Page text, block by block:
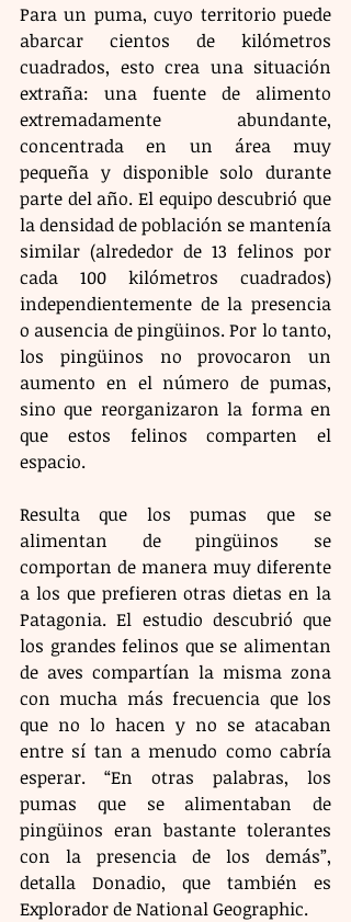
Para un puma, cuyo territorio puede
abarcar cientos de kilómetros
cuadrados, esto crea una situación
extraña: una fuente de alimento
extremadamente abundante,
concentrada en un área muy
pequeña y disponible solo durante
parte del año. El equipo descubrió que
la densidad de población se mantenía
similar (alrededor de 13 felinos por
cada 100 kilómetros cuadrados)
independientemente de la presencia
o ausencia de pingüinos. Por lo tanto,
los pingüinos no provocaron un
aumento en el número de pumas,
sino que reorganizaron la forma en
que estos felinos comparten el
espacio.
Resulta que los pumas que se
alimentan de pingüinos se
comportan de manera muy diferente
a los que prefieren otras dietas en la
Patagonia. El estudio descubrió que
los grandes felinos que se alimentan
de aves compartían la misma zona
con mucha más frecuencia que los
que no lo hacen y no se atacaban
entre sí tan a menudo como cabría
esperar. “En otras palabras, los
pumas que se alimentaban de
pingüinos eran bastante tolerantes
con la presencia de los demás”,
detalla Donadio, que también es
Explorador de National Geographic.